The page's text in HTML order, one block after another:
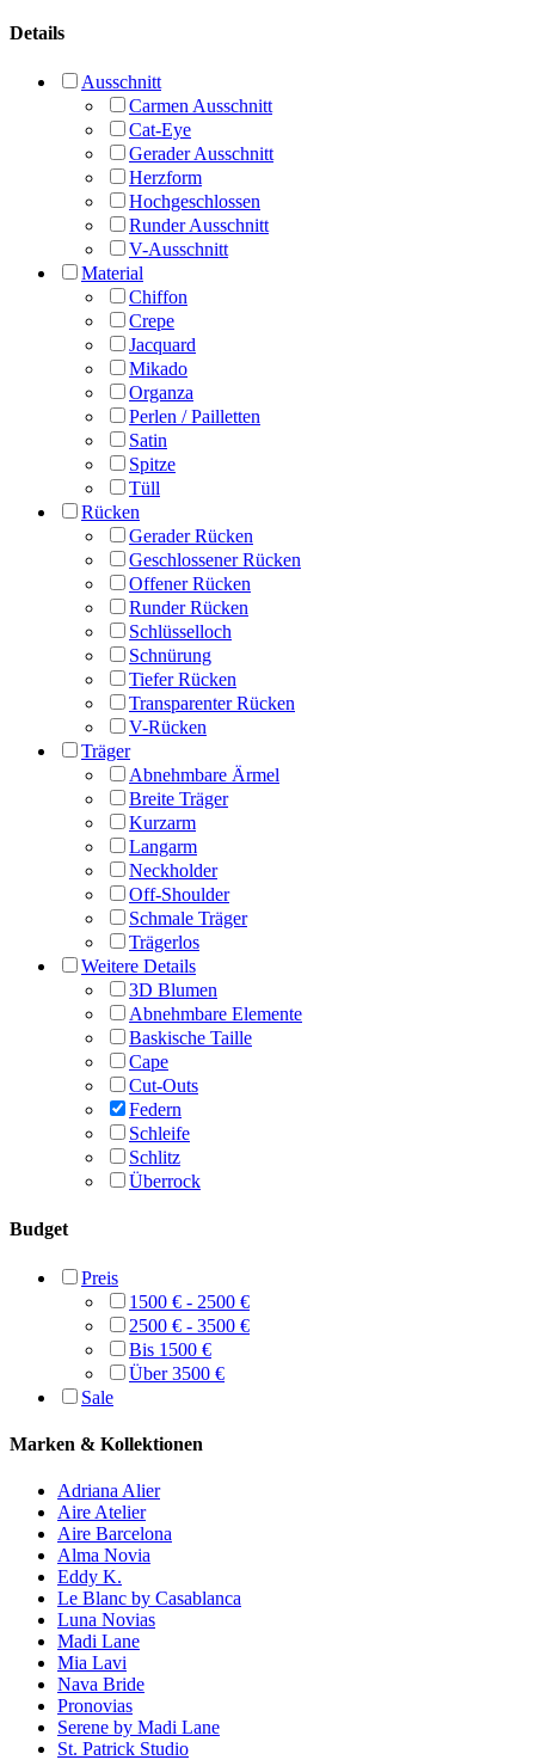
Details
Ausschnitt
Carmen Ausschnitt
Cat-Eye
Gerader Ausschnitt
Herzform
Hochgeschlossen
Runder Ausschnitt
V-Ausschnitt
Material
Chiffon
Crepe
Jacquard
Mikado
Organza
Perlen / Pailletten
Satin
Spitze
Tüll
Rücken
Gerader Rücken
Geschlossener Rücken
Offener Rücken
Runder Rücken
Schlüsselloch
Schnürung
Tiefer Rücken
Transparenter Rücken
V-Rücken
Träger
Abnehmbare Ärmel
Breite Träger
Kurzarm
Langarm
Neckholder
Off-Shoulder
Schmale Träger
Trägerlos
Weitere Details
3D Blumen
Abnehmbare Elemente
Baskische Taille
Cape
Cut-Outs
Federn
Schleife
Schlitz
Überrock
Budget
Preis
1500 € - 2500 €
2500 € - 3500 €
Bis 1500 €
Über 3500 €
Sale
Marken & Kollektionen
Adriana Alier
Aire Atelier
Aire Barcelona
Alma Novia
Eddy K.
Le Blanc by Casablanca
Luna Novias
Madi Lane
Mia Lavi
Nava Bride
Pronovias
Serene by Madi Lane
St. Patrick Studio